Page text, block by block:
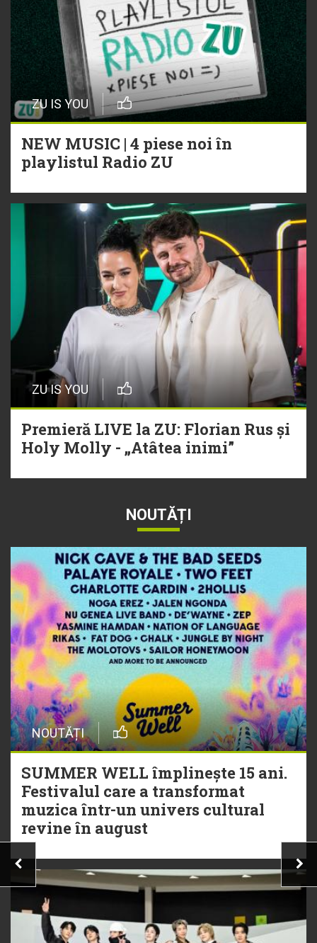
ZU IS YOU
NEW MUSIC | 4 piese noi în
playlistul Radio ZU
ZU IS YOU
Premieră LIVE la ZU: Florian Rus și
Holy Molly - „Atâtea inimi”
NOUTĂȚI
NOUTĂȚI
SUMMER WELL împlinește 15 ani.
Festivalul care a transformat
muzica într-un univers cultural
revine în august